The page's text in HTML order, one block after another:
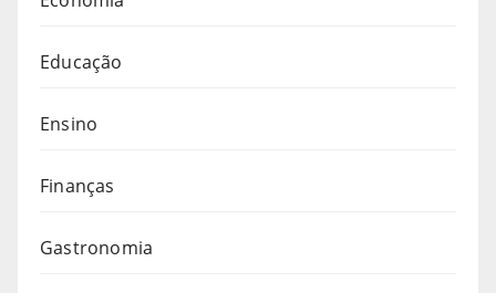
Educação
Ensino
Finanças
Gastronomia